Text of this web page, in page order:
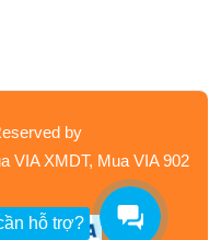
hỗ trợ?
by
VIA XMDT, Mua VIA 902